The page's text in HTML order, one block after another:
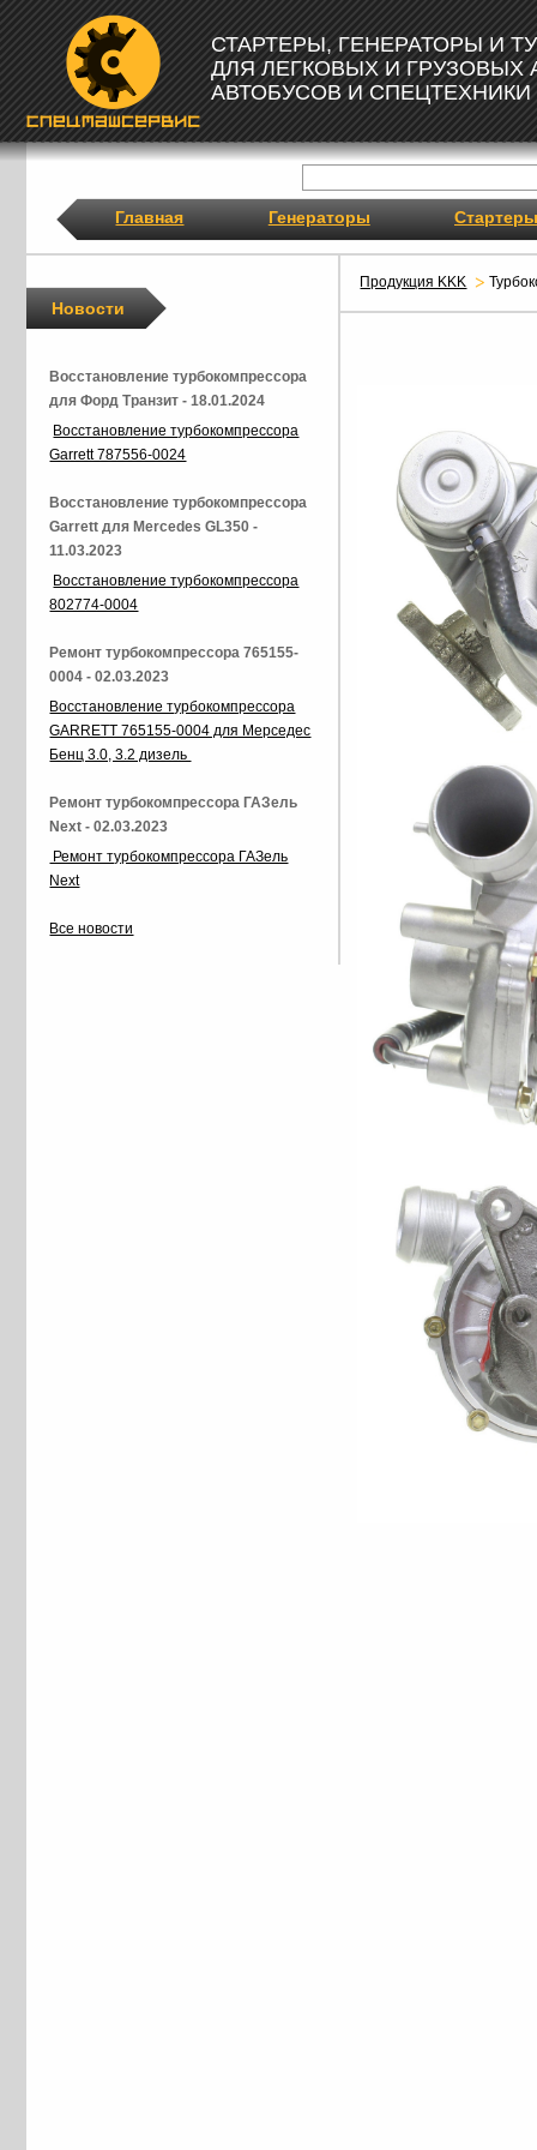
СТАРТЕРЫ, ГЕНЕРАТОРЫ И
ДЛЯ ЛЕГКОВЫХ И ГРУЗОВЫХ
АВТОБУСОВ И СПЕЦТЕХНИКИ
Главная Генераторы Стартеры
Продукция KKK
Новости
Восстановление турбокомпрессора
для Форд Транзит - 18.01.2024
Восстановление турбокомпрессора
Garrett 787556-0024
Восстановление турбокомпрессора
Garrett для Mercedes GL350 -
11.03.2023
Восстановление турбокомпрессора
802774-0004
Ремонт турбокомпрессора 765155-
0004 - 02.03.2023
Восстановление турбокомпрессора
GARRETT 765155-0004 для Мерседес
Бенц 3.0, 3.2 дизель
Ремонт турбокомпрессора ГАЗель
Next - 02.03.2023
Ремонт турбокомпрессора ГАЗель
Next
Все новости